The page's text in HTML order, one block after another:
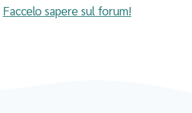
Faccelo sapere sul forum!